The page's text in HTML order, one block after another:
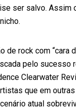
ser salvo. Assim
rock com “cara
pelo sucesso
Clearwater
que em
atual